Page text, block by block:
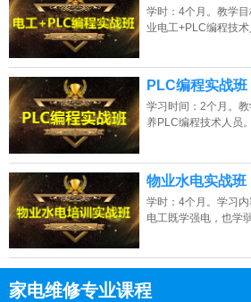
学时：4个月。教学
业电工+PLC编程技
PLC编程实战班
学习时间：2个月。
养PLC编程技术人员
物业水电实战班
学时：4个月。学习
电工既学强电，也学
家电维修专业课程